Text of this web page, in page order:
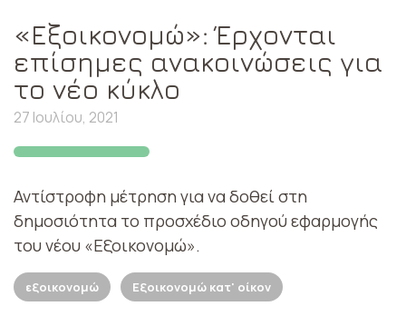
«Εξοικονομώ»: Έρχονται
επίσημες ανακοινώσεις για
το νέο κύκλο
27 Ιουλίου, 2021
Αντίστροφη μέτρηση για να δοθεί στη
δημοσιότητα το προσχέδιο οδηγού εφαρμογής
του νέου «Εξοικονομώ».
εξοικονομώ Εξοικονομώ κατ' οίκον